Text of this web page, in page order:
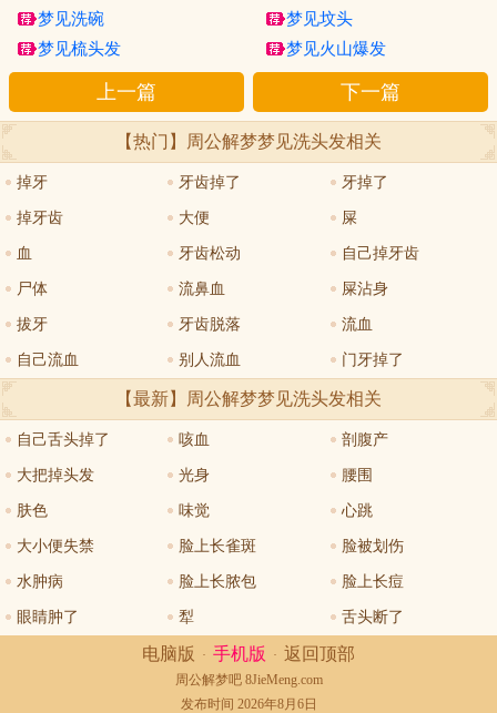
梦见洗碗
梦见坟头
梦见梳头发
梦见火山爆发
上一篇 下一篇
【热门】周公解梦梦见洗头发相关
掉牙 牙齿掉了 牙掉了
掉牙齿 大便 屎
血 牙齿松动 自己掉牙齿
尸体 流鼻血 屎沾身
拔牙 牙齿脱落 流血
自己流血 别人流血 门牙掉了
【最新】周公解梦梦见洗头发相关
自己舌头掉了 咳血 剖腹产
大把掉头发 光身 腰围
肤色 味觉 心跳
大小便失禁 脸上长雀斑 脸被划伤
水肿病 脸上长脓包 脸上长痘
眼睛肿了 犁 舌头断了
电脑版 · 手机版 · 返回顶部
周公解梦吧 8JieMeng.com
发布时间 2026年8月6日